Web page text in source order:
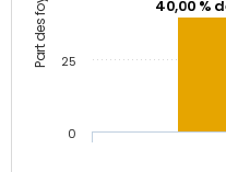
40,00 %
0
25